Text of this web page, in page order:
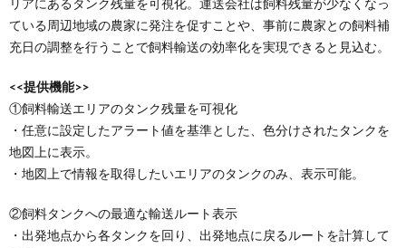
リアにあるタンク残量を可視化。運送会社は飼料残量が少なくなっ
ている周辺地域の農家に発注を促すことや、事前に農家との飼料補
充日の調整を行うことで飼料輸送の効率化を実現できると見込む。
<<提供機能>>
①飼料輸送エリアのタンク残量を可視化
・任意に設定したアラート値を基準とした、色分けされたタンクを
地図上に表示。
・地図上で情報を取得したいエリアのタンクのみ、表示可能。
②飼料タンクへの最適な輸送ルート表示
・出発地点から各タンクを回り、出発地点に戻るルートを計算して